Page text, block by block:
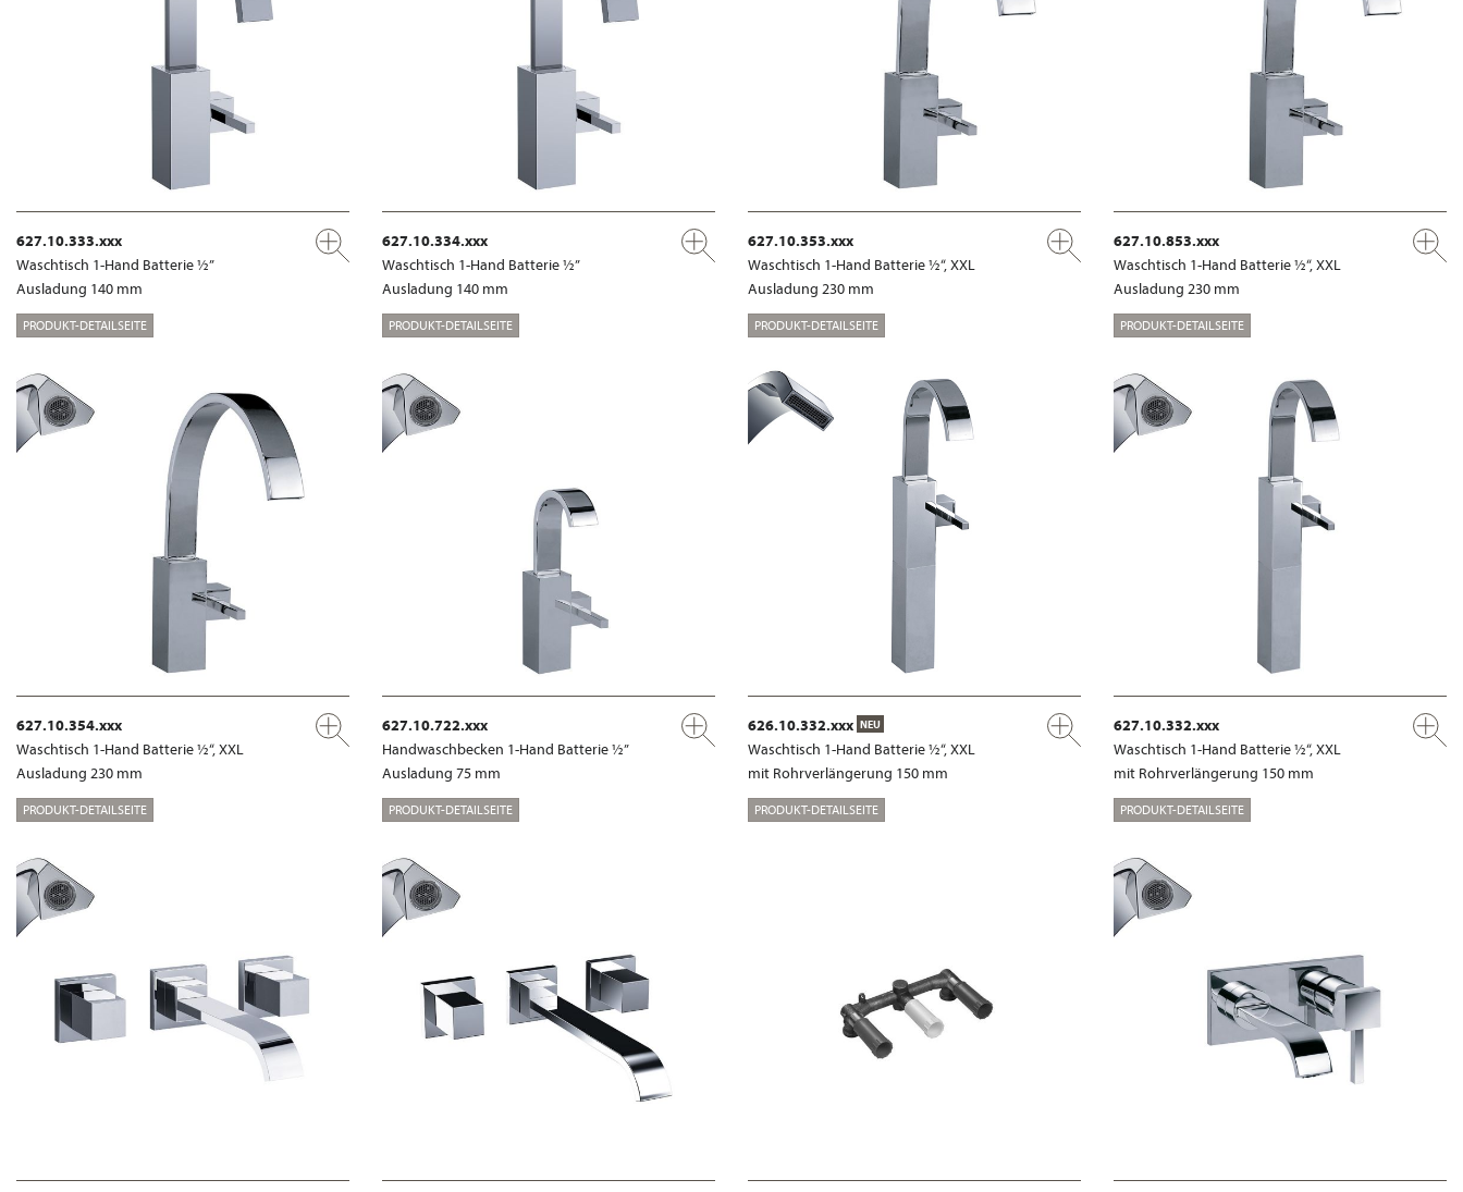
627.10.333.xxx
Waschtisch 1-Hand Batterie ½”
Ausladung 140 mm
PRODUKT-DETAILSEITE
627.10.334.xxx
Waschtisch 1-Hand Batterie ½”
Ausladung 140 mm
PRODUKT-DETAILSEITE
627.10.353.xxx
Waschtisch 1-Hand Batterie ½“, XXL
Ausladung 230 mm
PRODUKT-DETAILSEITE
627.10.853.xxx
Waschtisch 1-Hand Batterie ½“, XXL
Ausladung 230 mm
PRODUKT-DETAILSEITE
627.10.354.xxx
Waschtisch 1-Hand Batterie ½“, XXL
Ausladung 230 mm
PRODUKT-DETAILSEITE
627.10.722.xxx
Handwaschbecken 1-Hand Batterie ½”
Ausladung 75 mm
PRODUKT-DETAILSEITE
626.10.332.xxx NEU
Waschtisch 1-Hand Batterie ½“, XXL
mit Rohrverlängerung 150 mm
PRODUKT-DETAILSEITE
627.10.332.xxx
Waschtisch 1-Hand Batterie ½“, XXL
mit Rohrverlängerung 150 mm
PRODUKT-DETAILSEITE